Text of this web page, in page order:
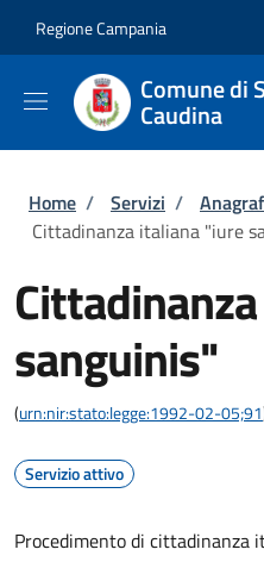
Regione Campania
Comune di
Caudina
Briciole di
Home / Servizi /
Cittadinanza italiana "iure
sanguinis"
(urn:nir:stato:legge:1992-02-05;91
Servizio attivo
Procedimento di cittadinanza